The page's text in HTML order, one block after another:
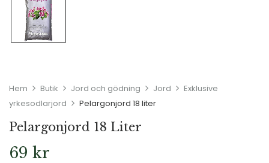
Hem Butik Jord och gödning Jord
Exklusive
yrkesodlarjord
Pelargonjord 18 liter
Pelargonjord 18 Liter
69 kr